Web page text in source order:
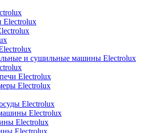
Electrolux
и сушильные машины Electrolux
Electrolux
Electrolux
Electrolux
Electrolux
Electrolux
Electrolux